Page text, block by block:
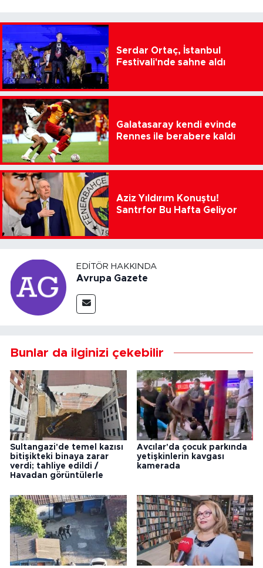
Serdar Ortaç, İstanbul
Festivali'nde sahne aldı
Galatasaray kendi evinde
Rennes ile berabere kaldı
Aziz Yıldırım Konuştu!
Santrfor Bu Hafta Geliyor
EDITÖR HAKKINDA
Avrupa Gazete
Bunlar da ilginizi çekebilir
Sultangazi'de temel kazısı
bitişikteki binaya zarar
verdi; tahliye edildi /
Havadan görüntülerle
Avcılar'da çocuk parkında
yetişkinlerin kavgası
kamerada